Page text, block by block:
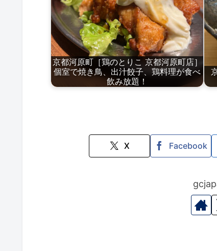
京都河原町［鶏のとりこ 京都河原町店］
個室で焼き鳥、出汁餃子、鶏料理が食べ
飲み放題！
X Facebook